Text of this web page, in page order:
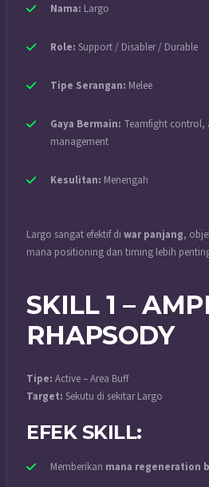
Nama: Largo
Role: Support / Disabler / Durable
Tipe Serangan: Melee
Gaya Bermain: Teamfight control,
management
Kesulitan: Menengah
Largo sangat efektif di war panjang,
mana positioning dan timing lebih
SKILL 1 –
RHAPSODY
Tipe: Active – Area Buff
Target: Sekutu di sekitar Largo
EFEK SKILL:
Memberikan mana regeneration